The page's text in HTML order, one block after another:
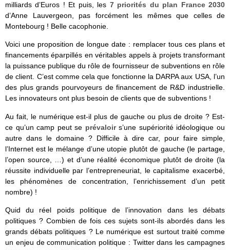
milliards d’Euros ! Et puis, les 7 priorités du plan France 2030
d’Anne Lauvergeon, pas forcément les mêmes que celles de
Montebourg ! Belle cacophonie.
Voici une proposition de longue date : remplacer tous ces plans et
financements éparpillés en véritables appels à projets transformant
la puissance publique du rôle de fournisseur de subventions en rôle
de client. C’est comme cela que fonctionne la DARPA aux USA, l’un
des plus grands pourvoyeurs de financement de R&D industrielle.
Les innovateurs ont plus besoin de clients que de subventions !
Au fait, le numérique est-il plus de gauche ou plus de droite ? Est-
ce qu’un camp peut se prévaloirs’une supériorité idéologique ou
autre dans le domaine ? Difficile à dire car, pour faire simple,
l’Internet est le mélange d’une utopie plutôt de gauche (le partage,
l’open source, …) et d’une réalité économique plutôt de droite (la
réussite individuelle par l’entrepreneuriat, le capitalisme exacerbé,
les phénomènes de concentration, l’enrichissement d’un petit
nombre) !
Quid du réel poids politique de l’innovation dans les débats
politiques ? Combien de fois ces sujets sont-ils abordés dans les
grands débats politiques ? Le numérique est surtout traité comme
un enjeu de communication politique : Twitter dans les campagnes